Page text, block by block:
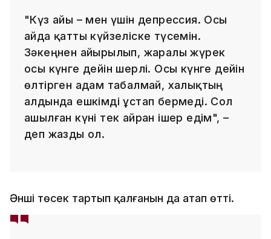
"Күз айы – мен үшін депрессия. Осы
айда қатты күйзеліске түсемін.
Зәкеңнен айырылып, жаралы жүрек
осы күнге дейін шерлі. Осы күнге дейін
өлтірген адам табалмай, халықтың
алдында ешкімді ұстап бермеді. Сол
ашылған күні тек айран ішер едім", –
деп жазды ол.
Әнші төсек тартып қалғанын да атап өтті.